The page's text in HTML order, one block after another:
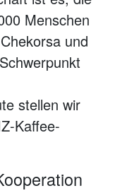
Menschen
und
stellen wir
Kaffee-